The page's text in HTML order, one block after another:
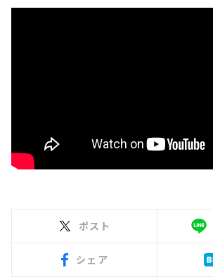
ポスト
シェア